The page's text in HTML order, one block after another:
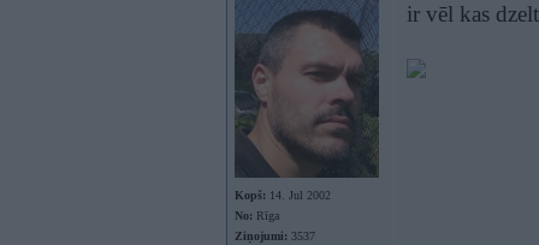
Kopš: 14. Jul 2002
No: Rīga
Ziņojumi: 3537
ir vēl kas